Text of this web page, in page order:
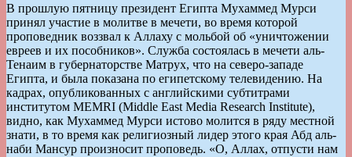
В прошлую пятницу президент Египта Мухаммед Мурси
принял участие в молитве в мечети, во время которой
проповедник воззвал к Аллаху с мольбой об «уничтожении
евреев и их пособников». Служба состоялась в мечети аль-
Тенаим в губернаторстве Матрух, что на северо-западе
Египта, и была показана по египетскому телевидению. На
кадрах, опубликованных с английскими субтитрами
институтом MEMRI (Middle East Media Research Institute),
видно, как Мухаммед Мурси истово молится в ряду местной
знати, в то время как религиозный лидер этого края Абд аль-
наби Мансур произносит проповедь. «О, Аллах, отпусти нам